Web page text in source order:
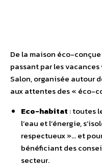
De la maison éco-
passant par les
Salon, organisée autour
aux attentes des « éco-
Eco-habitat : toutes
l’eau et l’énergie,
respectueux »… et
bénéficiant des
secteur.